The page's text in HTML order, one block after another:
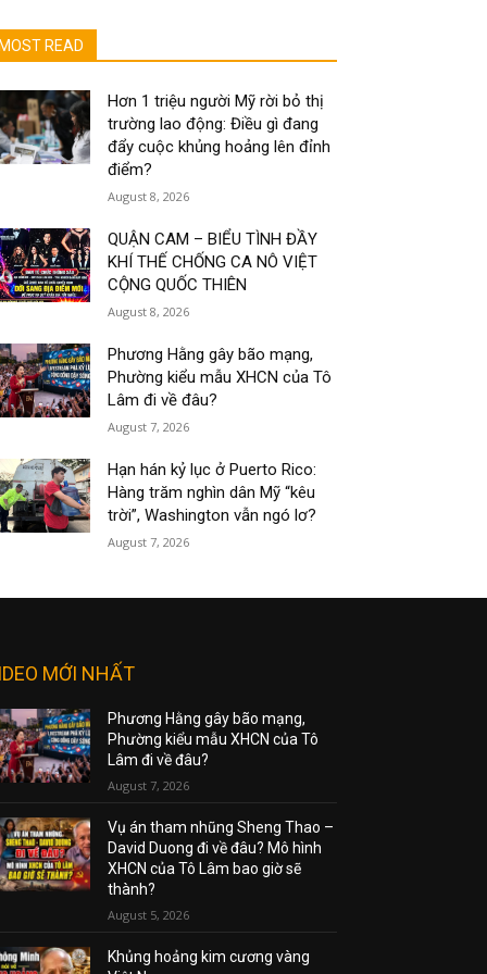
MOST READ
Hơn 1 triệu người Mỹ rời bỏ thị
trường lao động: Điều gì đang
đẩy cuộc khủng hoảng lên đỉnh
điểm?
August 8, 2026
QUẬN CAM – BIỂU TÌNH ĐẦY
KHÍ THẾ CHỐNG CA NÔ VIỆT
CỘNG QUỐC THIÊN
August 8, 2026
Phương Hằng gây bão mạng,
Phường kiểu mẫu XHCN của Tô
Lâm đi về đâu?
August 7, 2026
Hạn hán kỷ lục ở Puerto Rico:
Hàng trăm nghìn dân Mỹ “kêu
trời”, Washington vẫn ngó lơ?
August 7, 2026
MỚI NHẤT
Phương Hằng gây bão mạng,
Phường kiểu mẫu XHCN của Tô
Lâm đi về đâu?
August 7, 2026
Vụ án tham nhũng Sheng Thao –
David Duong đi về đâu? Mô hình
XHCN của Tô Lâm bao giờ sẽ
thành?
August 5, 2026
Khủng hoảng kim cương vàng